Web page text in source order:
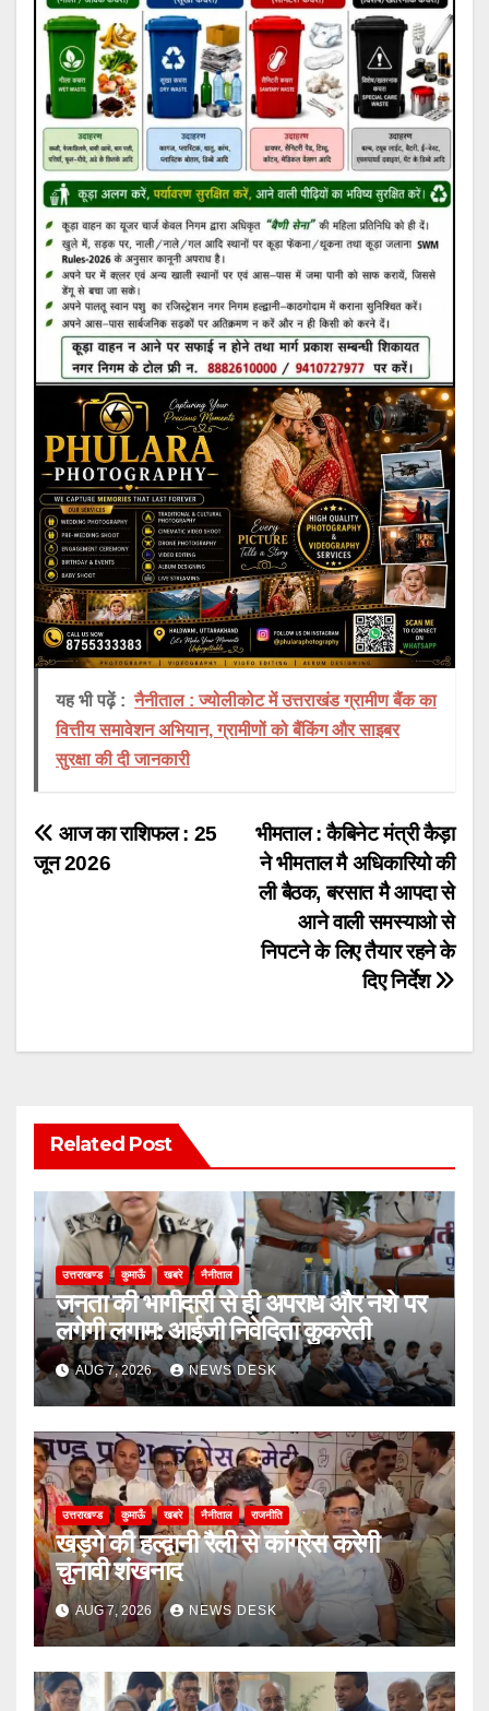
यह भी पढ़ें : नैनीताल : ज्योलीकोट में उत्तराखंड ग्रामीण बैंक का
वित्तीय समावेशन अभियान, ग्रामीणों को बैंकिंग और साइबर
सुरक्षा की दी जानकारी
Post
navigation
भीमताल : कैबिनेट मंत्री कैड़ा
ने भीमताल मै अधिकारियो की
ली बैठक, बरसात मै आपदा से
आने वाली समस्याओ से
निपटने के लिए तैयार रहने के
दिए निर्देश
आज का राशिफल : 25
जून 2026
Related Post
उत्तराखण्ड कुमाऊँ खबरे नैनीताल
जनता की भागीदारी से ही अपराध और नशे पर
लगेगी लगाम: आईजी निवेदिता कुकरेती
AUG 7, 2026 NEWS DESK
उत्तराखण्ड कुमाऊँ खबरे नैनीताल राजनीति
खड़गे की हल्द्वानी रैली से कांग्रेस करेगी
चुनावी शंखनाद
AUG 7, 2026 NEWS DESK